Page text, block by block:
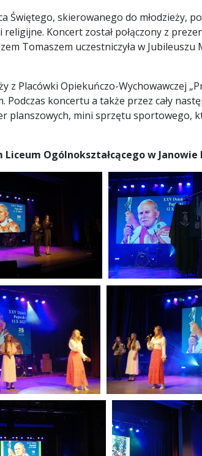
Świętego, skierowanego do młodzieży,
Koncert został połączony z
Tomaszem uczestniczyła w Jubileuszu
z Placówki Opiekuńczo-Wychowawczej
Podczas koncertu a także przez cały
planszowych, mini sprzętu sportowego,
Ogólnokształcącego w Janowie